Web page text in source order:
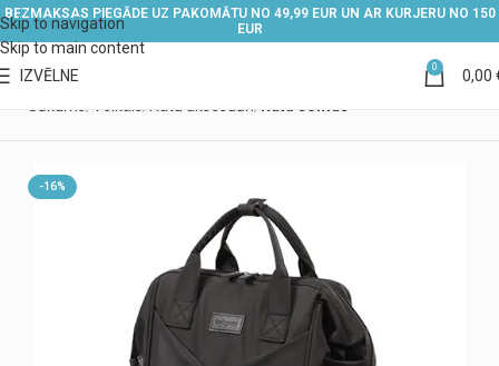
Skip to navigation
Skip to main content
BEZMAKSAS PIEGĀDE UZ PAKOMĀTU NO 49,99 EUR UN AR KURJERU NO 150
EUR
IZVĒLNE 0 0,00
-16%